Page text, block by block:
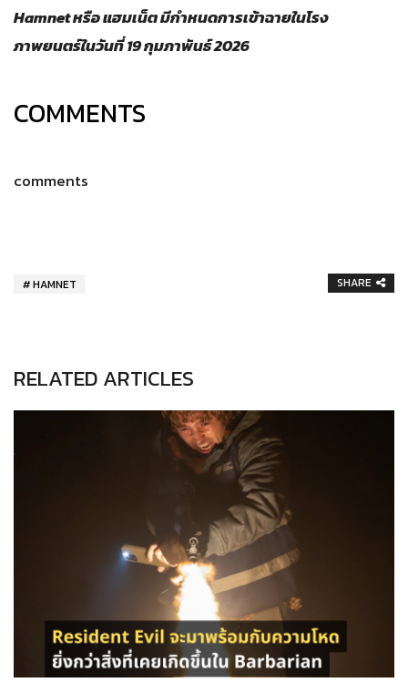
Hamnet หรือ แฮมเน็ต มีกำหนดการเข้าฉายในโรง
ภาพยนตร์ในวันที่ 19 กุมภาพันธ์ 2026
COMMENTS
comments
HAMNET SHARE
RELATED ARTICLES